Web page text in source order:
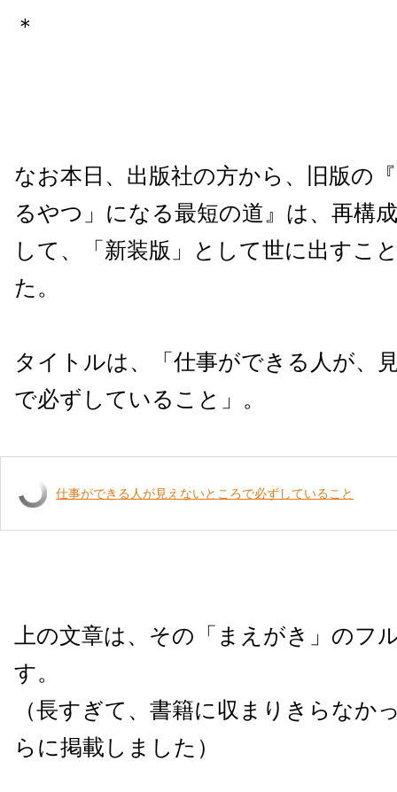
＊
なお本日、出版社の方から、旧版の
るやつ」になる最短の道』は、再構
して、「新装版」として世に出すこ
た。
タイトルは、「仕事ができる人が、
で必ずしていること」。
仕事ができる人が見えないところで必ずしていること
上の文章は、その「まえがき」のフ
す。
（長すぎて、書籍に収まりきらなか
らに掲載しました）